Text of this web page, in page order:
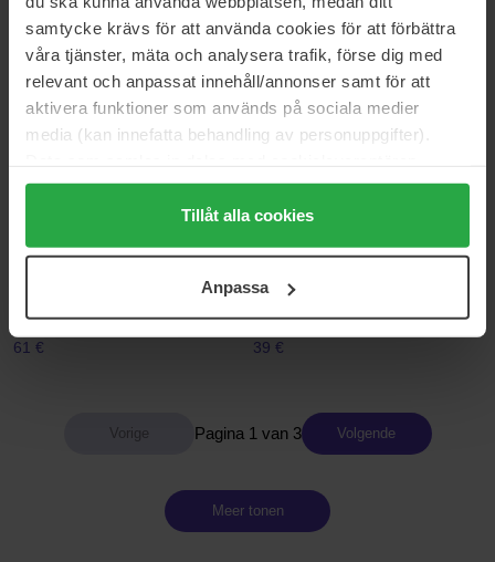
samtycke krävs för att använda cookies för att förbättra
våra tjänster, mäta och analysera trafik, förse dig med
relevant och anpassat innehåll/annonser samt för att
aktivera funktioner som används på sociala medier
media (kan innefatta behandling av personuppgifter).
Genom att trycka på "Tillåt alla cookies" accepterar du
alla cookies, medan du under "Detaljer" kan anpassa
användningen av cookies. Du kan när som helst återkalla
samt vår Integritetspolicy.
Tillåt alla cookies
Anpassa
18 € 43 €
Soft Focus Setting Powder
10 g
36 €
Stay-Matte Sheer Pressed
Powder
48 €
Estée Lauder
9 g
61 €
Smashbox
Setting Powder
9,9 g
39 €
Pagina 1 van 3 Volgende
Meer tonen